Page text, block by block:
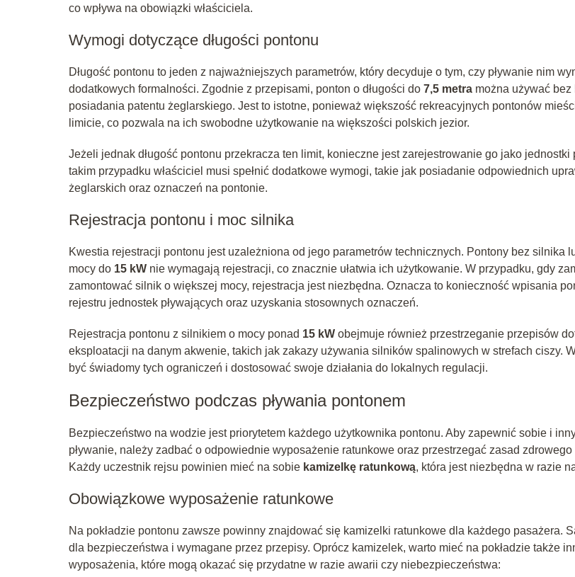
co wpływa na obowiązki właściciela.
Wymogi dotyczące długości pontonu
Długość pontonu to jeden z najważniejszych parametrów, który decyduje o tym, czy pływanie nim
dodatkowych formalności. Zgodnie z przepisami, ponton o długości do 7,5 metra można używać
posiadania patentu żeglarskiego. Jest to istotne, ponieważ większość rekreacyjnych pontonów
limicie, co pozwala na ich swobodne użytkowanie na większości polskich jezior.
Jeżeli jednak długość pontonu przekracza ten limit, konieczne jest zarejestrowanie go jako jednostki
takim przypadku właściciel musi spełnić dodatkowe wymogi, takie jak posiadanie odpowiednich
żeglarskich oraz oznaczeń na pontonie.
Rejestracja pontonu i moc silnika
Kwestia rejestracji pontonu jest uzależniona od jego parametrów technicznych. Pontony bez silnika
mocy do 15 kW nie wymagają rejestracji, co znacznie ułatwia ich użytkowanie. W przypadku, gdy
zamontować silnik o większej mocy, rejestracja jest niezbędna. Oznacza to konieczność wpisania
rejestru jednostek pływających oraz uzyskania stosownych oznaczeń.
Rejestracja pontonu z silnikiem o mocy ponad 15 kW obejmuje również przestrzeganie przepisów
eksploatacji na danym akwenie, takich jak zakazy używania silników spalinowych w strefach ciszy.
być świadomy tych ograniczeń i dostosować swoje działania do lokalnych regulacji.
Bezpieczeństwo podczas pływania pontonem
Bezpieczeństwo na wodzie jest priorytetem każdego użytkownika pontonu. Aby zapewnić sobie i
pływanie, należy zadbać o odpowiednie wyposażenie ratunkowe oraz przestrzegać zasad zdrowego
Każdy uczestnik rejsu powinien mieć na sobie kamizelkę ratunkową, która jest niezbędna w razie
Obowiązkowe wyposażenie ratunkowe
Na pokładzie pontonu zawsze powinny znajdować się kamizelki ratunkowe dla każdego pasażera.
dla bezpieczeństwa i wymagane przez przepisy. Oprócz kamizelek, warto mieć na pokładzie także
wyposażenia, które mogą okazać się przydatne w razie awarii czy niebezpieczeństwa: